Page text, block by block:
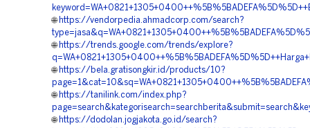
🌐 https://vendorpedia.ahmadcorp.com/search?
🌐 https://trends.google.com/trends/explore?
🌐 https://bela.gratisongkir.id/products/10?
🌐 https://tanilink.com/index.php?
🌐 https://dodolan.jogjakota.go.id/search?